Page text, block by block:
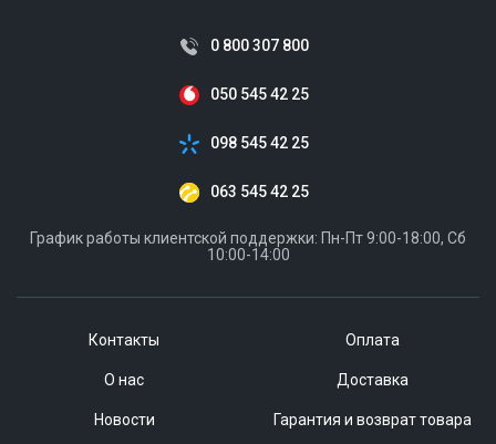
Контакты
О нас
Новости
Оплата
Доставка
Гарантия и возврат товара
0 800 307 800
050 545 42 25
098 545 42 25
063 545 42 25
График работы клиентской поддержки: Пн-Пт 9:00-18:00, Сб
10:00-14:00